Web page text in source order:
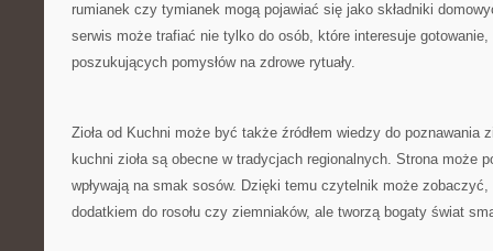
rumianek czy tymianek mogą pojawiać się jako składniki
serwis może trafiać nie tylko do osób, które interesuje
poszukujących pomysłów na zdrowe rytuały.
Zioła od Kuchni może być także źródłem wiedzy do poznawania
kuchni zioła są obecne w tradycjach regionalnych. Strona może
wpływają na smak sosów. Dzięki temu czytelnik może zobaczyć,
dodatkiem do rosołu czy ziemniaków, ale tworzą bogaty świat